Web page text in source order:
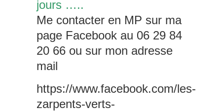
jours …..
Me contacter en MP sur ma
page Facebook au 06 29 84
20 66 ou sur mon adresse
mail
https://www.facebook.com/les-
zarpents-verts-